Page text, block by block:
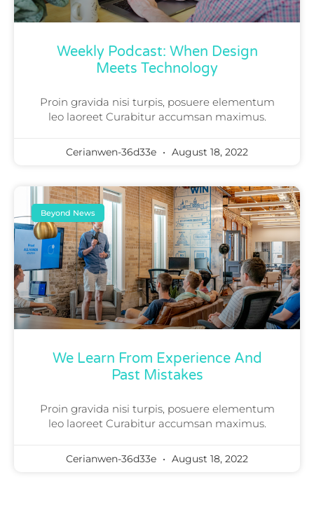
Weekly Podcast: When Design
Meets Technology
Proin gravida nisi turpis, posuere elementum
leo laoreet Curabitur accumsan maximus.
Cerianwen-36d33e August 18, 2022
Beyond News
We Learn From Experience And
Past Mistakes
Proin gravida nisi turpis, posuere elementum
leo laoreet Curabitur accumsan maximus.
Cerianwen-36d33e August 18, 2022